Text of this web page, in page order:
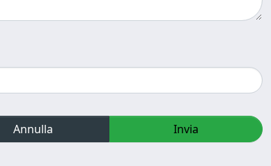
Annulla Invia